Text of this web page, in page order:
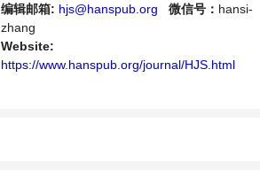
和讨论外科领域内不同方向问题与发展的交流
平台。
编辑邮箱: hjs@hanspub.org 微信号： hansi-
zhang
Website:
https://www.hanspub.org/journal/HJS.html